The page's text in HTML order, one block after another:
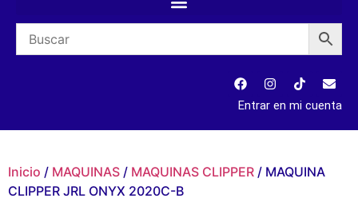
Entrar en mi cuenta
Inicio / MAQUINAS / MAQUINAS CLIPPER / MAQUINA
CLIPPER JRL ONYX 2020C-B